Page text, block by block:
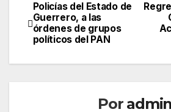
Navegación
de
entradas
Policías del Estado de
Guerrero, a las
órdenes de grupos
políticos del PAN
Por